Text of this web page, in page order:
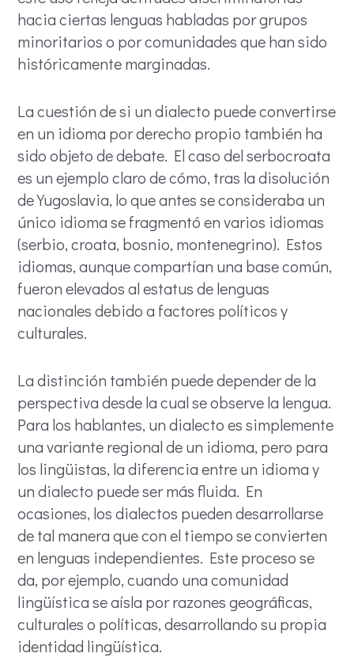
hacia ciertas lenguas habladas por grupos
minoritarios o por comunidades que han sido
históricamente marginadas.
La cuestión de si un dialecto puede convertirse
en un idioma por derecho propio también ha
sido objeto de debate. El caso del serbocroata
es un ejemplo claro de cómo, tras la disolución
de Yugoslavia, lo que antes se consideraba un
único idioma se fragmentó en varios idiomas
(serbio, croata, bosnio, montenegrino). Estos
idiomas, aunque compartían una base común,
fueron elevados al estatus de lenguas
nacionales debido a factores políticos y
culturales.
La distinción también puede depender de la
perspectiva desde la cual se observe la lengua.
Para los hablantes, un dialecto es simplemente
una variante regional de un idioma, pero para
los lingüistas, la diferencia entre un idioma y
un dialecto puede ser más fluida. En
ocasiones, los dialectos pueden desarrollarse
de tal manera que con el tiempo se convierten
en lenguas independientes. Este proceso se
da, por ejemplo, cuando una comunidad
lingüística se aísla por razones geográficas,
culturales o políticas, desarrollando su propia
identidad lingüística.